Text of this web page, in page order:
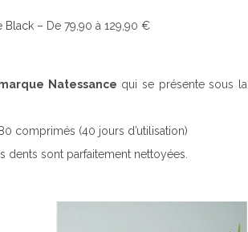
Black – De 79,90 à 129,90 €
Natessance qui se présente sous la
comprimés (40 jours d’utilisation)
dents sont parfaitement nettoyées.